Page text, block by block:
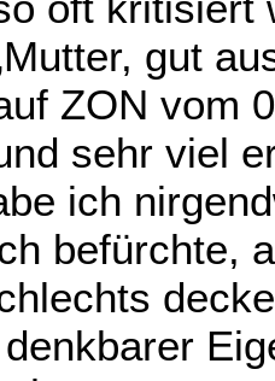
gut
ZON vom
sehr viel
ich
befürchte,